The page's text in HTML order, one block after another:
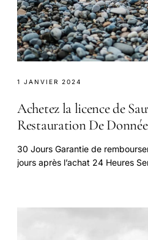
1 JANVIER 2024
Achetez la licence de
Restauration De
30 Jours Garantie de
jours après l’achat 24 Heures